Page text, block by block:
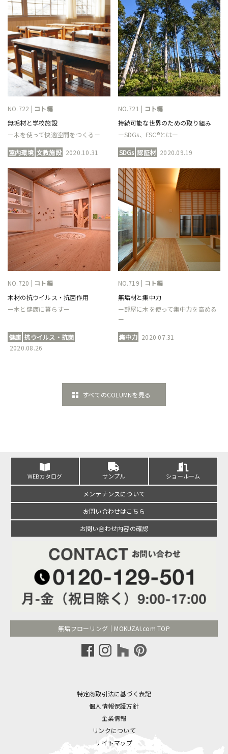
NO.722 | コト編
無垢材と学校施設
ー木を使って快適空間をつくるー
室内環境 文教施設 2020.10.31
NO.721 | コト編
持続可能な世界のための取り組み
ーSDGs、FSC®とはー
SDGs 認証材 2020.09.19
NO.720 | コト編
木材の抗ウイルス・抗菌作用
ー木と健康に暮らすー
健康 抗ウイルス・抗菌
2020.08.26
NO.719 | コト編
無垢材と集中力
ー部屋に木を使って集中力を高める
ー
集中力 2020.07.31
すべてのCOLUMNを見る
WEBカタログ サンプル ショールーム
メンテナンスについて
お問い合わせはこちら
お問い合わせ内容の確認
無垢フローリング｜MOKUZAI.com TOP
特定商取引法に基づく表記
個人情報保護方針
企業情報
リンクについて
サイトマップ